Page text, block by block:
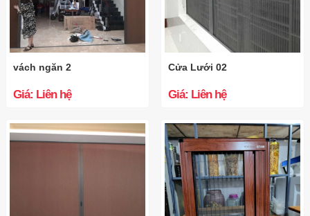
vách ngăn 2
Giá: Liên hệ
Cửa Lưới 02
Giá: Liên hệ